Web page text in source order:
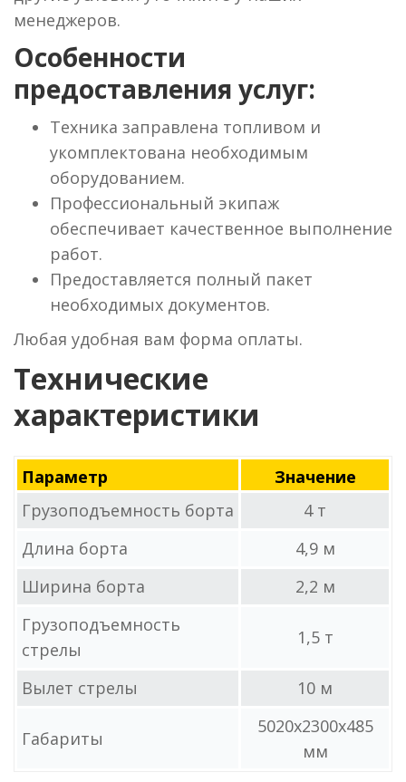
менеджеров.
Особенности
предоставления услуг:
Техника заправлена топливом и
укомплектована необходимым
оборудованием.
Профессиональный экипаж
обеспечивает качественное выполнение
работ.
Предоставляется полный пакет
необходимых документов.
Любая удобная вам форма оплаты.
Технические
характеристики
Параметр
Значение
Грузоподъемность борта
4 т
Длина борта
4,9 м
Ширина борта
2,2 м
Грузоподъемность
стрелы
1,5 т
Вылет стрелы 10 м
Габариты
5020х2300х485
мм